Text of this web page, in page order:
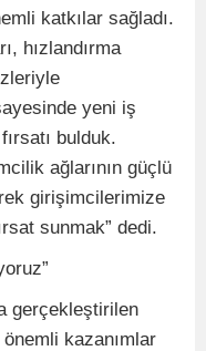
katkılar sağladı.
hızlandırma
yeni iş
bulduk.
ağlarının güçlü
girişimcilerimize
sunmak” dedi.
gerçekleştirilen
kazanımlar